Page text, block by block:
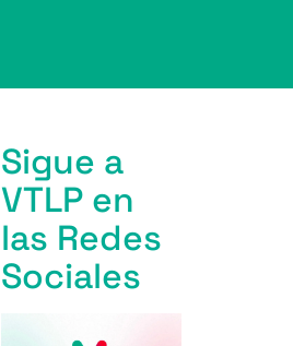
Sigue a
VTLP en
las Redes
Sociales